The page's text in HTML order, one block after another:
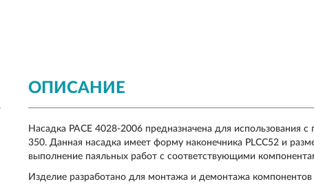
ОПИСАНИЕ
Насадка PACE 4028-2006 предназначена для использования
350. Данная насадка имеет форму наконечника PLCC52 и
выполнение паяльных работ с соответствующими
Изделие разработано для монтажа и демонтажа компонентов